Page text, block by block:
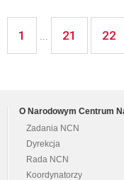
1 ... 21 22
O Narodowym Centrum
Zadania NCN
Dyrekcja
Rada NCN
Koordynatorzy